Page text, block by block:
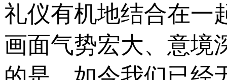
礼仪有机地结合在一
画面气势宏大、意境